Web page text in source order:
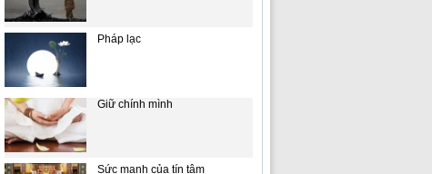
Pháp lạc
Giữ chính mình
Sức mạnh của tín tâm